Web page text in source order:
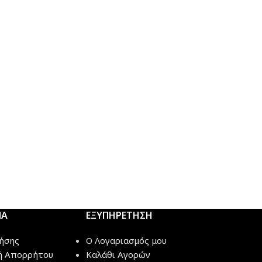
Απορρήτου
ΕΞΥΠΗΡΕΤΗΣΗ
Ο Λογαριασμός μου
Καλάθι Αγορών